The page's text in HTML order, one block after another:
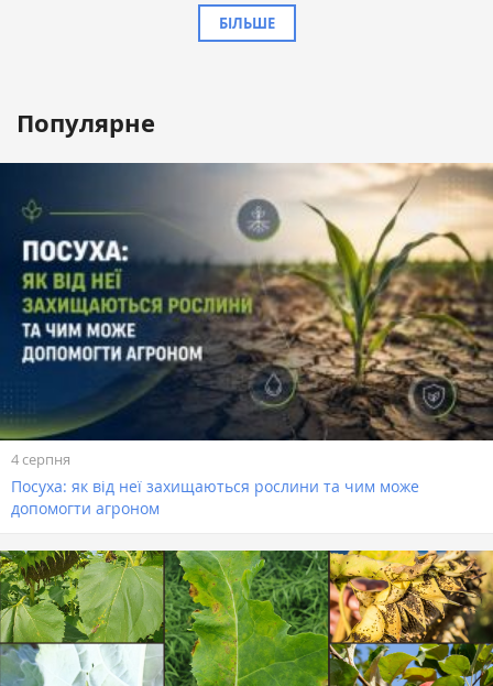
БІЛЬШЕ
Популярне
4 серпня
Посуха: як від неї захищаються рослини та чим може
допомогти агроном